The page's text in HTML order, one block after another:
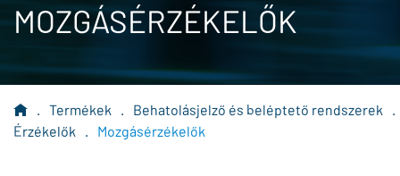
MOZGÁSÉRZÉKELŐK
. Termékek . Behatolásjelző és beléptető rendszerek
.
Érzékelők
. Mozgásérzékelők